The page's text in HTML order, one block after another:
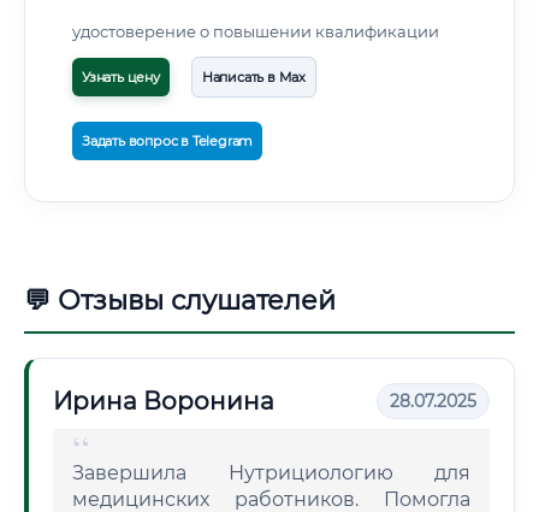
удостоверение о повышении квалификации
Узнать цену Написать в Max
Задать вопрос в Telegram
💬 Отзывы слушателей
Ирина Воронина 28.07.2025
Завершила Нутрициологию для
медицинских работников. Помогла